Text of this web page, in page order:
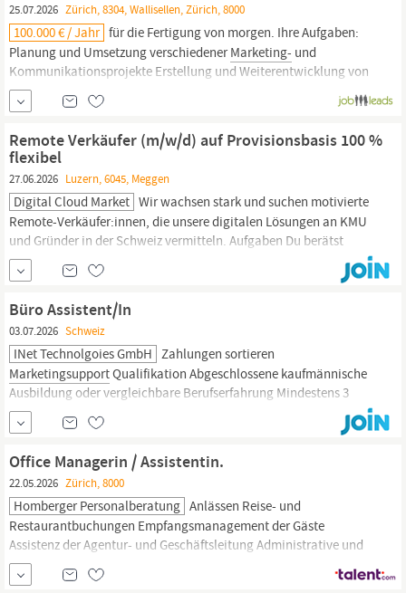
25.07.2026 Zürich, 8304, Wallisellen, Zürich, 8000
100.000 € / Jahr für die Fertigung von morgen. Ihre Aufgaben:
Planung und Umsetzung verschiedenerMarketing- und
Kommunikationsprojekte Erstellung und Weiterentwicklung von
Marketing-
und Verkaufsunterlagen Betreuung und
Weiterentwicklung unserer Website und unseres Online-Shops
Planung und Umsetzung von Online-
Remote Verkäufer (m/w/d) auf Provisionsbasis 100 %
flexibel
27.06.2026 Luzern, 6045, Meggen
Digital Cloud Market Wir wachsen stark und suchen motivierte
Remote-Verkäufer:innen, die unsere digitalen Lösungen an KMU
und Gründer in der Schweiz vermitteln. Aufgaben Du berätst
Interessenten (warme Leads aus unserem
per Telefon,
Video-Call oder E-Mail Du präsentierst unsere Pakete (Websites,
Shops, SEO, MVPs, Strategie-Beratung) und führst sie zum
Abschluss...
Büro Assistent/In
03.07.2026 Schweiz
INet Technolgoies GmbH Zahlungen sortieren
MarketingsupportQualifikation Abgeschlossene kaufmännische
Ausbildung oder vergleichbare Berufserfahrung Mindestens 3
Jahre Erfahrung im Büro oder Administrationsbereich Sehr gute
Englischkenntnisse Sehr gute organisatorische Fähigkeiten
Flexibel und zuverlässig Sorgfältiger Umgang mit physischen und
digitalen Ordnerstrukturen...
Office Managerin / Assistentin.
22.05.2026 Zürich, 8000
Homberger Personalberatung Anlässen Reise- und
Restaurantbuchungen Empfangsmanagement der Gäste
Assistenz der Agentur- und Geschäftsleitung Administrative und
Organisatorische Unterstützung des Managing Directors Erstellen
von Präsentationen Terminmanagement
Mitarbeit bei